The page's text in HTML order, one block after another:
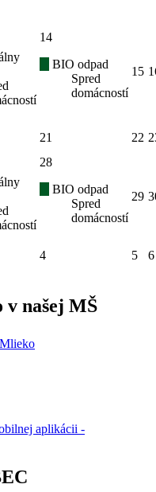
14
BIO odpad
Spred
domácností
15
21 22
28
BIO odpad
Spred
domácností
29
4 5
6
v našej MŠ
aplikácii -